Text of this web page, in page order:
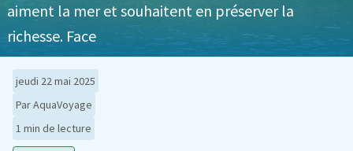
aiment la mer et souhaitent en préserver la
richesse. Face
jeudi 22 mai 2025
Par AquaVoyage
1 min de lecture